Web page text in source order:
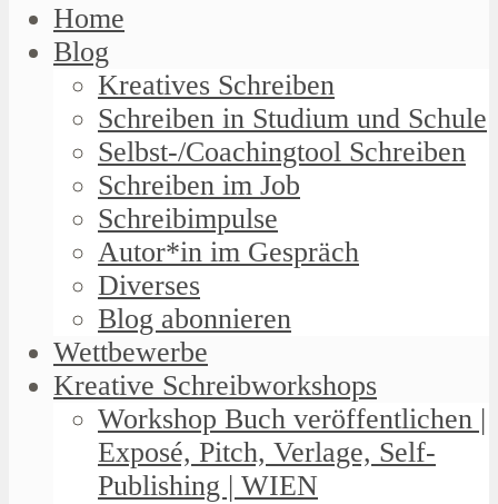
Home
Blog
Kreatives Schreiben
Schreiben in Studium und Schule
Selbst-/Coachingtool Schreiben
Schreiben im Job
Schreibimpulse
Autor*in im Gespräch
Diverses
Blog abonnieren
Wettbewerbe
Kreative Schreibworkshops
Workshop Buch veröffentlichen |
Exposé, Pitch, Verlage, Self-
Publishing | WIEN